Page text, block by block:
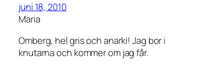
juni 18, 2010
Maria
Omberg, hel gris och anarki! Jag bor i
knutarna och kommer om jag får.